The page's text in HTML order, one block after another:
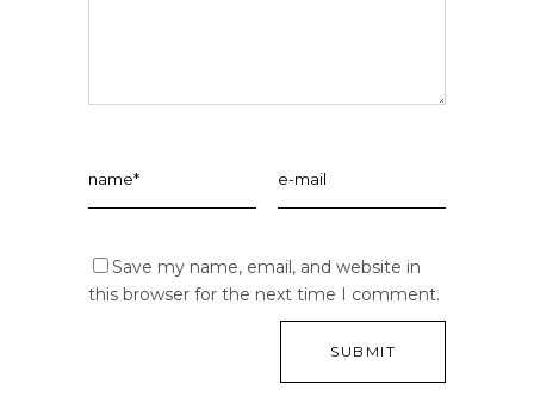
Save my name, email, and website in
this browser for the next time I comment.